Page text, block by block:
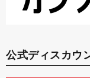
公式ディスカウ